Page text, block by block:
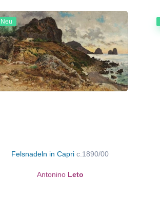
Neu
Felsnadeln in Capric.1890/00
Antonino Leto